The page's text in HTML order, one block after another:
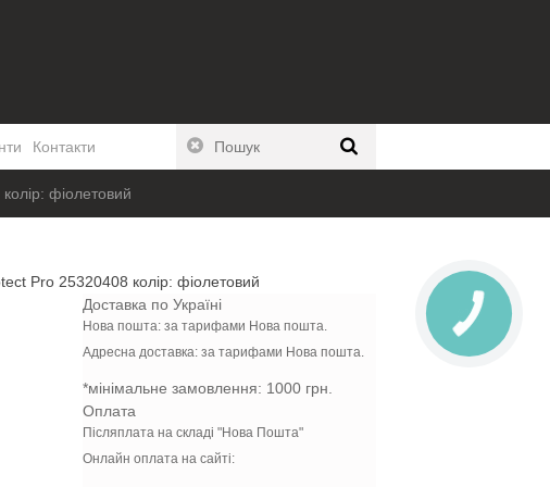
Контакти
фіолетовий
Pro 25320408 колiр: фіолетовий
Доставка по Україні
Нова пошта: за тарифами Нова пошта.
Адресна доставка: за тарифами Нова пошта.
*мінімальне замовлення: 1000 грн.
Оплата
Післяплата на складі "Нова Пошта"
Онлайн оплата на сайті: